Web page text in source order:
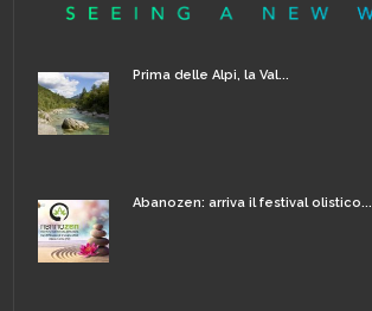
Prima delle Alpi, la Val...
Abanozen: arriva il festival olistico...